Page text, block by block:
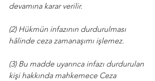
devamına karar verilir.
(2) Hükmün infazının durdurulması
hâlinde ceza zamanaşımı işlemez.
(3) Bu madde uyarınca infazı durdurulan
kişi hakkında mahkemece Ceza